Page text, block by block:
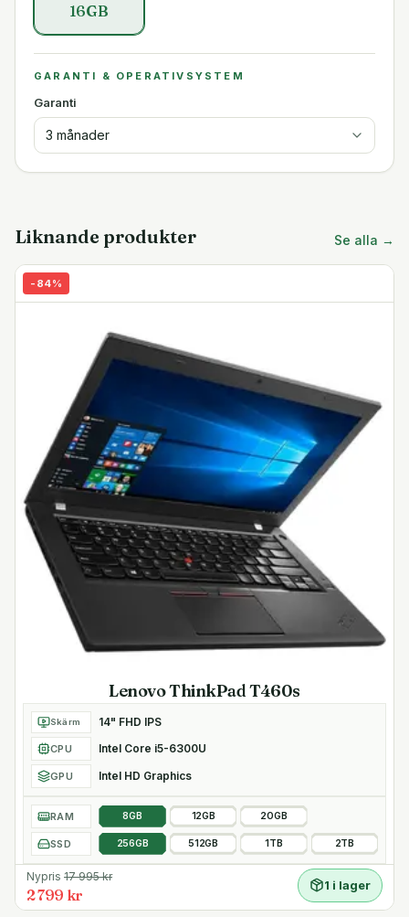
16GB
GARANTI & OPERATIVSYSTEM
Garanti
3 månader
Liknande produkter Se alla →
- 84%
Lenovo ThinkPad T460s
Skärm 14" FHD IPS
CPU Intel Core i5-6300U
GPU Intel HD Graphics
RAM 8GB 12GB 20GB
SSD 256GB 512GB 1TB 2TB
Nypris 17 995kr
2 799 kr
1 i lager